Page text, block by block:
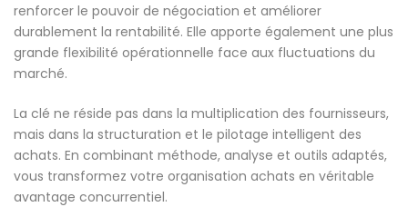
renforcer le pouvoir de négociation et améliorer
durablement la rentabilité. Elle apporte également une plus
grande flexibilité opérationnelle face aux fluctuations du
marché.
La clé ne réside pas dans la multiplication des fournisseurs,
mais dans la structuration et le pilotage intelligent des
achats. En combinant méthode, analyse et outils adaptés,
vous transformez votre organisation achats en véritable
avantage concurrentiel.